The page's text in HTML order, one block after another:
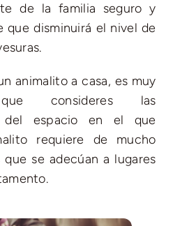
de la familia seguro y
que disminuirá el nivel de
animalito a casa, es muy
consideres las
del espacio en el que
requiere de mucho
se adecúan a lugares